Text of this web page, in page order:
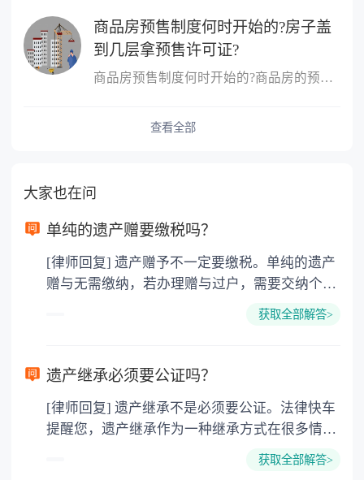
商品房预售制度何时开始的?房子盖
到几层拿预售许可证?
商品房预售制度何时开始的?商品房的预售制度是在1953年,由香港的霍
查看全部
大家也在问
单纯的遗产赠要缴税吗？
[律师回复] 遗产赠予不一定要缴税。单纯的遗产
赠与无需缴纳，若办理赠与过户，需要交纳个人
所得税、契税和公证费。赠与过户是没有增值税
要缴纳公证费，具体如下： 1. 公证费：按房
3. 印花税：按房屋评估价的0.05%缴纳 4. 土
地增值税：按房价1%缴纳 5. 房屋产权登记费：
获取全部解答>
遗产继承必须要公证吗？
[律师回复] 遗产继承不是必须要公证。法律快车
提醒您，遗产继承作为一种继承方式在很多情况
下都是不需要公证的，当然，如果需要公正的也
获取全部解答>